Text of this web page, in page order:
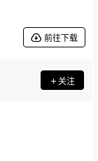
前往下载
关注